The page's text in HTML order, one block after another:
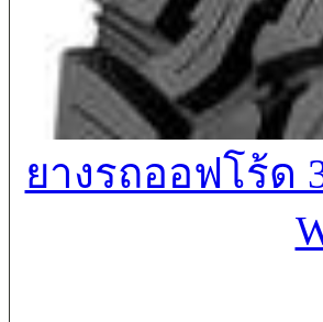
ยางรถออฟโร้ด